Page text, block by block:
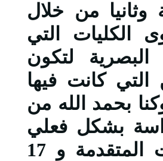
من خلال
الكليات التي
البصرية لتكون
كانت فيها
بحمد الله من
بشكل فعلي
ابتداء من 5 سبتمبر بالنسبة للسنوات المتقدمة و 17